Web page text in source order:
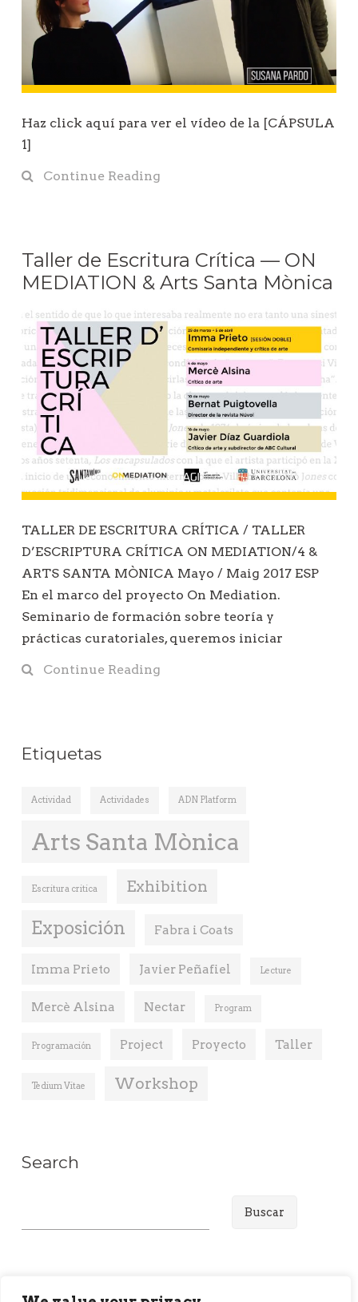
Haz click aquí para ver el vídeo de la [CÁPSULA
1]
Continue Reading
Taller de Escritura Crítica — ON
MEDIATION & Arts Santa Mònica
TALLER DE ESCRITURA CRÍTICA / TALLER
D’ESCRIPTURA CRÍTICA ON MEDIATION/4 &
ARTS SANTA MÒNICA Mayo / Maig 2017 ESP
En el marco del proyecto On Mediation.
Seminario de formación sobre teoría y
prácticas curatoriales, queremos iniciar
Continue Reading
Etiquetas
Actividad Actividades ADN Platform
Arts Santa Mònica
Escritura critica Exhibition
Exposición Fabra i Coats
Imma Prieto Javier Peñafiel Lecture
Mercè Alsina Nectar Program
Programación Project Proyecto Taller
Tedium Vitae Workshop
Search
u